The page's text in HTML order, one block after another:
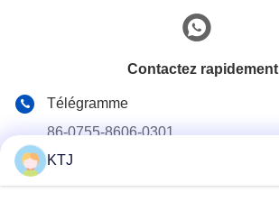
Contactez rapidement
Télégramme
86-0755-8606-0301
E-mail
KTJ